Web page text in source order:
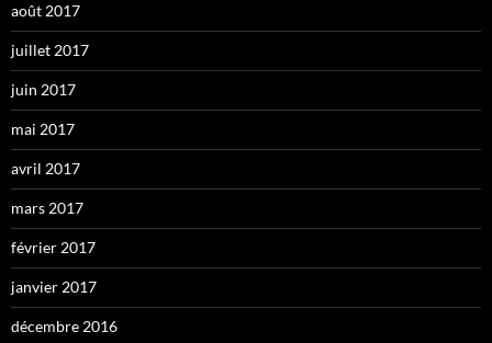
août 2017
juillet 2017
juin 2017
mai 2017
avril 2017
mars 2017
février 2017
janvier 2017
décembre 2016